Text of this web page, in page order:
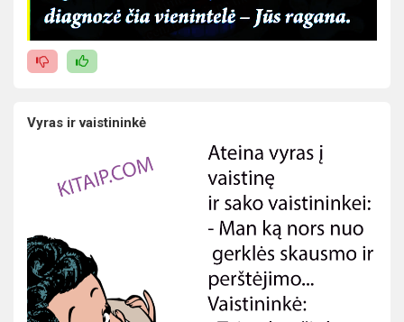
Vyras ir vaistininkė